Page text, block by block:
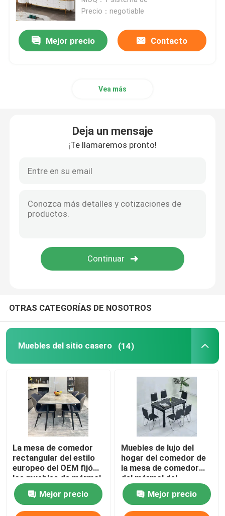
Mesas de centro de encargo
Tabla de cristal moderada
falsa mesa de comedor de mármol
Precio：negotiable
Mejor precio Contacto
Vea más
Deja un mensaje
¡Te llamaremos pronto!
OTRAS CATEGORÍAS DE NOSOTROS
Muebles del sitio casero (14)
La mesa de comedor
rectangular del estilo
europeo del OEM fijó
los muebles de mármol
del comedor
Mejor precio
Muebles de lujo del
hogar del comedor de
la mesa de comedor
del mármol del
acabado en negro y de
la sobremesa de las
sillas
Mejor precio